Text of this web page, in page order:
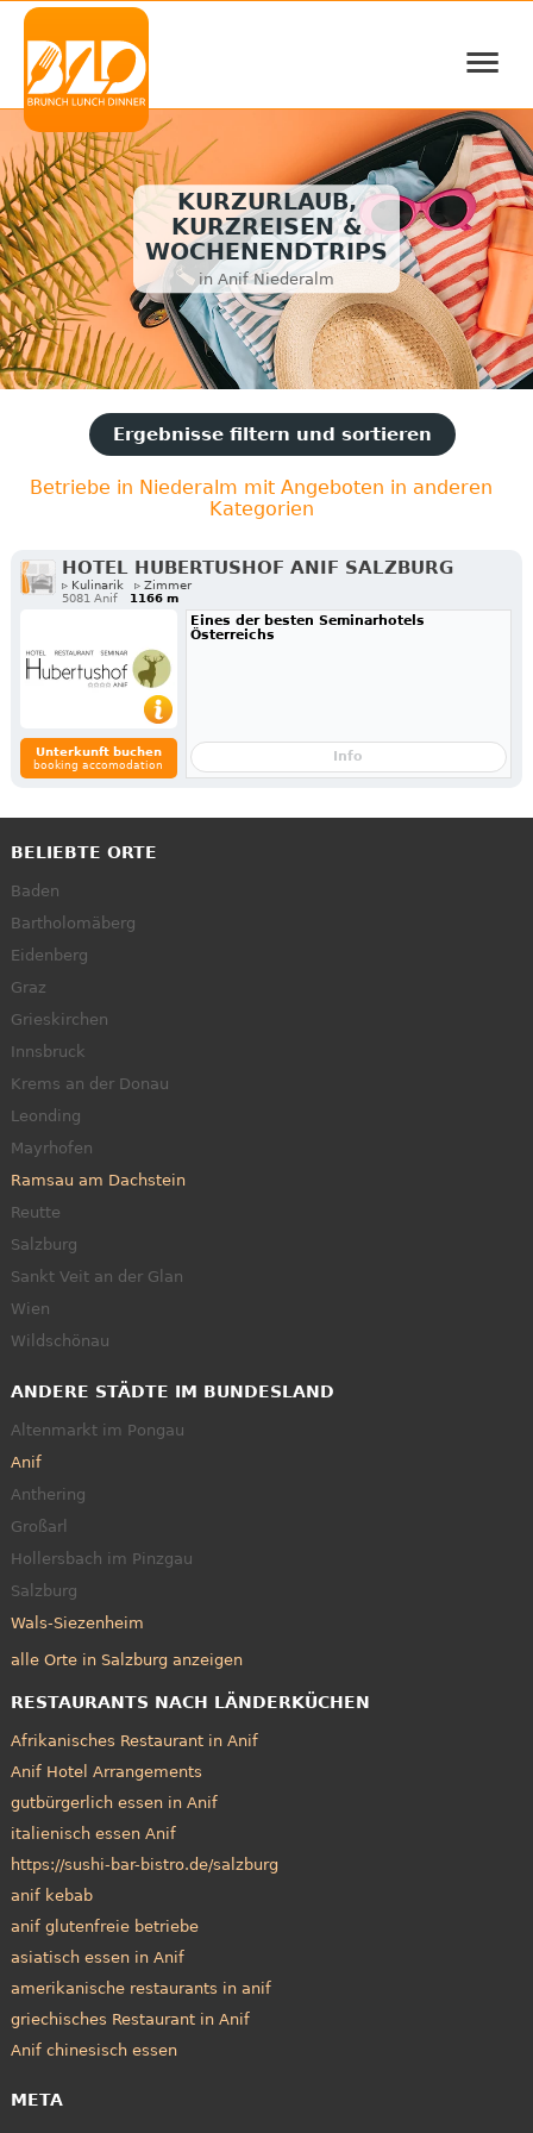
≡
KURZURLAUB,
KURZREISEN &
WOCHENENDTRIPS
in Anif Niederalm
Ergebnisse filtern und sortieren
Betriebe in Niederalm mit Angeboten in anderen
Kategorien
HOTEL HUBERTUSHOF ANIF SALZBURG
▹ Kulinarik
▹ Zimmer
5081 Anif
1166 m
Unterkunft buchen
booking accomodation
Eines der besten Seminarhotels
Österreichs
Info
BELIEBTE ORTE
Baden
Bartholomäberg
Eidenberg
Graz
Grieskirchen
Innsbruck
Krems an der Donau
Leonding
Mayrhofen
Ramsau am Dachstein
Reutte
Salzburg
Sankt Veit an der Glan
Wien
Wildschönau
ANDERE STÄDTE IM BUNDESLAND
Altenmarkt im Pongau
Anif
Anthering
Großarl
Hollersbach im Pinzgau
Salzburg
Wals-Siezenheim
alle Orte in Salzburg anzeigen
RESTAURANTS NACH LÄNDERKÜCHEN
Afrikanisches Restaurant in Anif
Anif Hotel Arrangements
gutbürgerlich essen in Anif
italienisch essen Anif
https://sushi-bar-bistro.de/salzburg
anif kebab
anif glutenfreie betriebe
asiatisch essen in Anif
amerikanische restaurants in anif
griechisches Restaurant in Anif
Anif chinesisch essen
META